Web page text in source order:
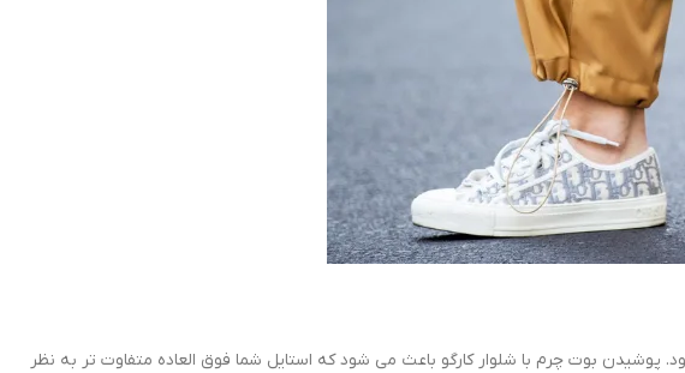
بوت چرم با شلوار کارگو باعث می شود که استایل شما فوق العاده متفاوت تر به نظر